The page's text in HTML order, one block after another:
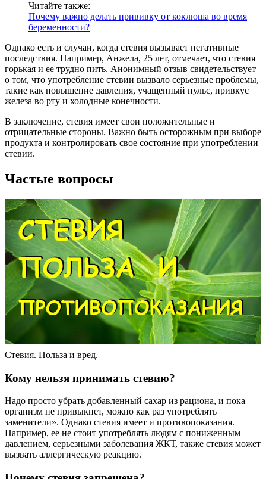
Читайте также:
Почему важно делать прививку от коклюша во время
беременности?
Однако есть и случаи, когда стевия вызывает негативные
последствия. Например, Анжела, 25 лет, отмечает, что стевия
горькая и ее трудно пить. Анонимный отзыв свидетельствует
о том, что употребление стевии вызвало серьезные проблемы,
такие как повышение давления, учащенный пульс, привкус
железа во рту и холодные конечности.
В заключение, стевия имеет свои положительные и
отрицательные стороны. Важно быть осторожным при выборе
продукта и контролировать свое состояние при употреблении
стевии.
Частые вопросы
Стевия. Польза и вред.
Кому нельзя принимать стевию?
Надо просто убрать добавленный сахар из рациона, и пока
организм не привыкнет, можно как раз употреблять
заменители». Однако стевия имеет и противопоказания.
Например, ее не стоит употреблять людям с пониженным
давлением, серьезными заболевания ЖКТ, также стевия может
вызвать аллергическую реакцию.